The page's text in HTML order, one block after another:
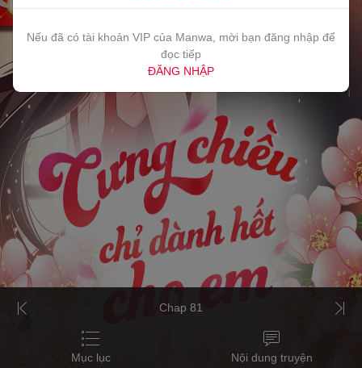
Chap 81
Mục lục Nội dung truyện
Nếu đã có tài khoản VIP của Manwa, mời bạn đăng nhập để
đọc tiếp
ĐĂNG NHẬP